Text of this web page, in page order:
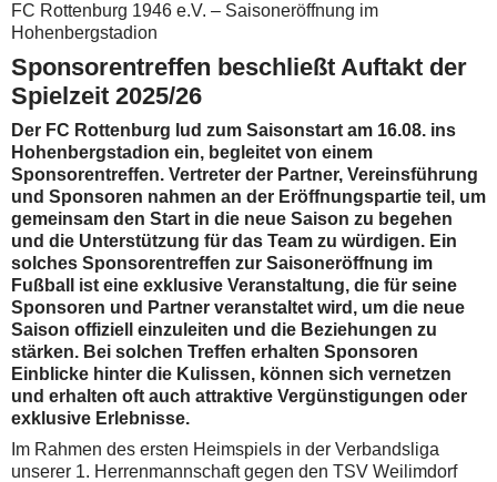
FC Rottenburg 1946 e.V. – Saisoneröffnung im
Hohenbergstadion
Sponsorentreffen beschließt Auftakt der
Spielzeit 2025/26
Der FC Rottenburg lud zum Saisonstart am 16.08. ins
Hohenbergstadion ein, begleitet von einem
Sponsorentreffen. Vertreter der Partner, Vereinsführung
und Sponsoren nahmen an der Eröffnungspartie teil, um
gemeinsam den Start in die neue Saison zu begehen
und die Unterstützung für das Team zu würdigen. Ein
solches Sponsorentreffen zur Saisoneröffnung im
Fußball ist eine exklusive Veranstaltung, die für seine
Sponsoren und Partner veranstaltet wird, um die neue
Saison offiziell einzuleiten und die Beziehungen zu
stärken. Bei solchen Treffen erhalten Sponsoren
Einblicke hinter die Kulissen, können sich vernetzen
und erhalten oft auch attraktive Vergünstigungen oder
exklusive Erlebnisse.
Im Rahmen des ersten Heimspiels in der Verbandsliga
unserer 1. Herrenmannschaft gegen den TSV Weilimdorf